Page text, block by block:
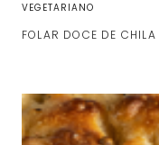
VEGETARIANO
FOLAR DOCE DE